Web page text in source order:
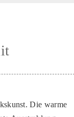
Die warme